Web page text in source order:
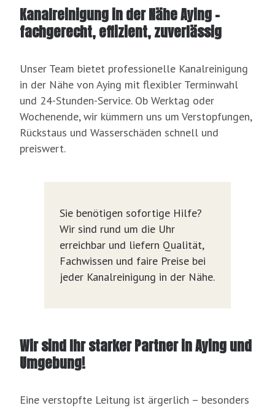
Kanalreinigung in der Nähe Aying –
fachgerecht, effizient, zuverlässig
Unser Team bietet professionelle Kanalreinigung
in der Nähe von Aying mit flexibler Terminwahl
und 24-Stunden-Service. Ob Werktag oder
Wochenende, wir kümmern uns um Verstopfungen,
Rückstaus und Wasserschäden schnell und
preiswert.
Sie benötigen sofortige Hilfe?
Wir sind rund um die Uhr
erreichbar und liefern Qualität,
Fachwissen und faire Preise bei
jeder Kanalreinigung in der Nähe.
Wir sind Ihr starker Partner in Aying und
Umgebung!
Eine verstopfte Leitung ist ärgerlich – besonders